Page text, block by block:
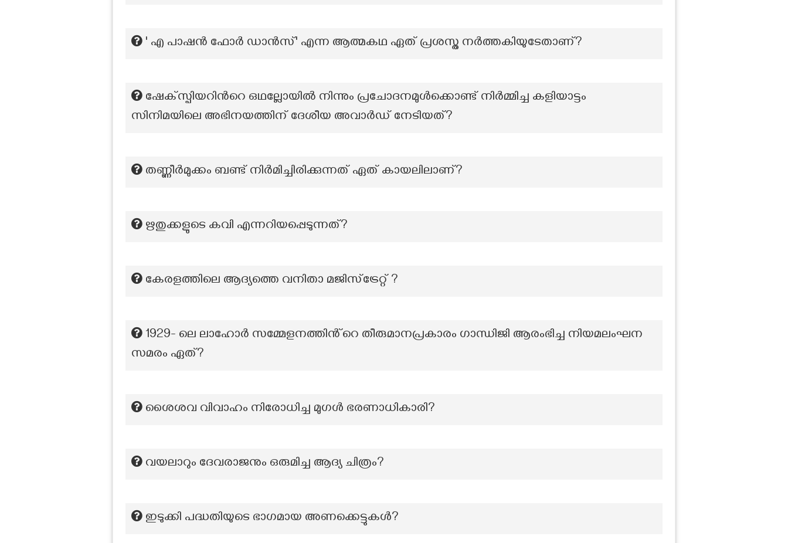
' എ പാഷൻ ഫോർ ഡാൻസ്' എന്ന ആത്മകഥ ഏത് പ്രശസ്ത നർത്തകിയുടേതാണ്?
ഷേക്സ്പിയറിന്‍റെ ഒഥല്ലോയിൽ നിന്നും പ്രചോദനമുൾക്കൊണ്ട് നിർമ്മിച്ച കളിയാട്ടം
സിനിമയിലെ അഭിനയത്തിന് ദേശീയ അവാർഡ് നേടിയത്?
തണ്ണീർമുക്കം ബണ്ട് നിർമിച്ചിരിക്കുന്നത് ഏത് കായലിലാണ്?
ഋതുക്കളുടെ കവി എന്നറിയപ്പെടുന്നത്?
കേരളത്തിലെ ആദ്യത്തെ വനിതാ മജിസ്‌ട്രേറ്റ് ?
1929- ലെ ലാഹോർ സമ്മേളനത്തിൻ്റെ തീരുമാനപ്രകാരം ഗാന്ധിജി ആരംഭിച്ച നിയമലംഘന
സമരം ഏത്?
ശൈശവ വിവാഹം നിരോധിച്ച മുഗൾ ഭരണാധികാരി?
വയലാറും ദേവരാജനും ഒരുമിച്ച ആദ്യ ചിത്രം?
ഇടുക്കി പദ്ധതിയുടെ ഭാഗമായ അണക്കെട്ടുകൾ?